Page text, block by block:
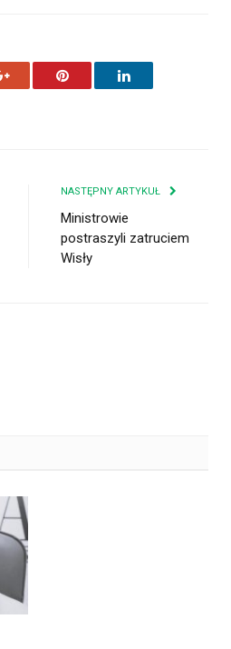
Google+ Pinterest LinkedIn
NASTĘPNY ARTYKUŁ
Ministrowie
postraszyli zatruciem
Wisły